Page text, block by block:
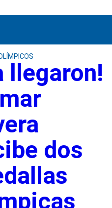
llegaron!
dos